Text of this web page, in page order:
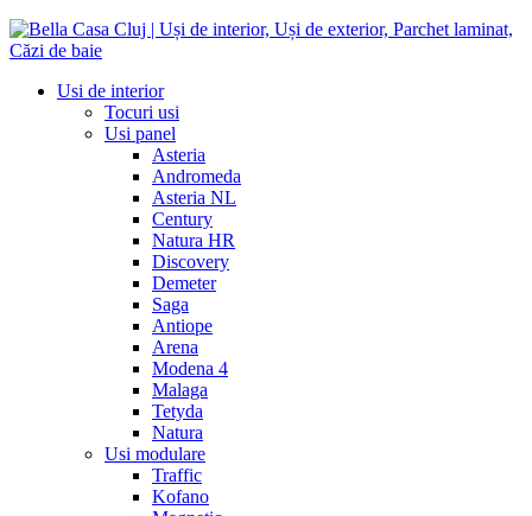
Usi de interior
Tocuri usi
Usi panel
Asteria
Andromeda
Asteria NL
Century
Natura HR
Discovery
Demeter
Saga
Antiope
Arena
Modena 4
Malaga
Tetyda
Natura
Usi modulare
Traffic
Kofano